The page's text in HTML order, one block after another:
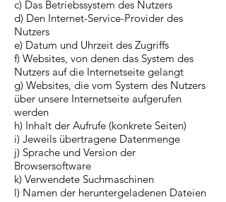
c) Das Betriebssystem des Nutzers
d) Den Internet-Service-Provider des
Nutzers
e) Datum und Uhrzeit des Zugriffs
f) Websites, von denen das System des
Nutzers auf die Internetseite gelangt
g) Websites, die vom System des Nutzers
über unsere Internetseite aufgerufen
werden
h) Inhalt der Aufrufe (konkrete Seiten)
i) Jeweils übertragene Datenmenge
j) Sprache und Version der
Browsersoftware
k) Verwendete Suchmaschinen
l) Namen der heruntergeladenen Dateien